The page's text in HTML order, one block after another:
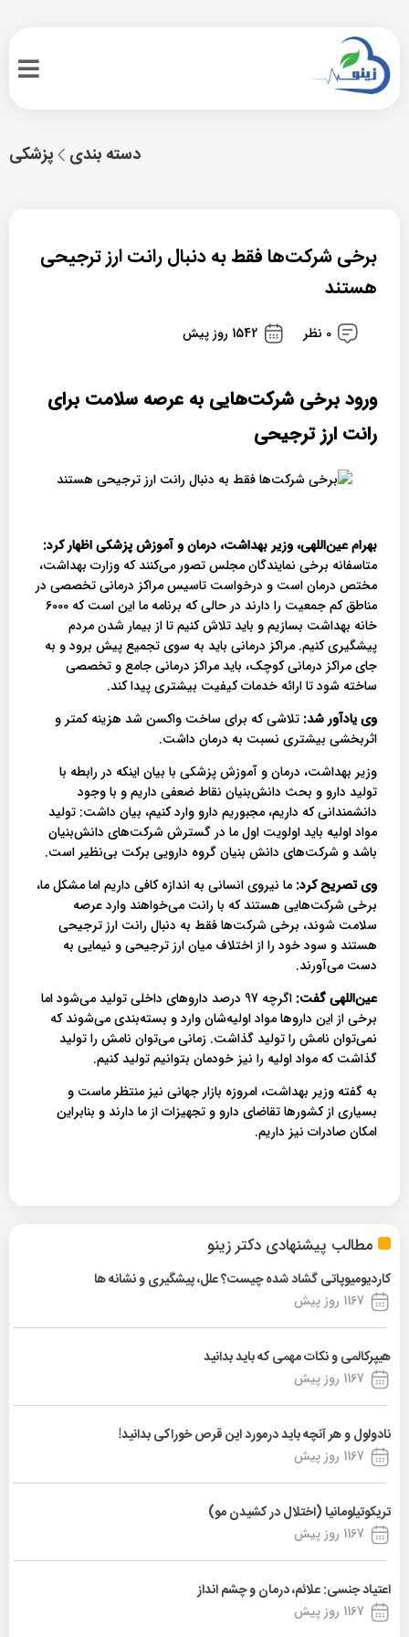
پزشکی دسته بندی
مطالب پیشنهادی دکتر زینو
کاردیومیوپاتی گشاد شده چیست؟ علل، پیشگیری و نشانه ها
1167 روز پیش
هیپرکالمی و نکات مهمی که باید بدانید
1167 روز پیش
نادولول و هر آنچه باید درمورد این قرص خوراکی بدانید!
1167 روز پیش
تریکوتیلومانیا (اختلال در کشیدن مو)
1167 روز پیش
اعتیاد جنسی: علائم، درمان و چشم انداز
1167 روز پیش
برخی شرکت‌ها فقط به دنبال رانت ارز ترجیحی
هستند
0 نظر 1542 روز پیش
ورود برخی شرکت‌هایی به عرصه سلامت برای
رانت ارز ترجیحی
بهرام عین‌اللهی، وزیر بهداشت، درمان و آموزش پزشکی اظهار کرد:
متاسفانه برخی نمایندگان مجلس تصور می‌کنند که وزارت بهداشت،
مختص درمان است و درخواست تاسیس مراکز درمانی تخصصی در
مناطق کم جمعیت را دارند در حالی که برنامه ما این است که 6000
خانه بهداشت بسازیم و باید تلاش کنیم تا از بیمار شدن مردم
پیشگیری کنیم. مراکز درمانی باید به سوی تجمیع پیش برود و به
جای مراکز درمانی کوچک، باید مراکز درمانی جامع و تخصصی
ساخته شود تا ارائه خدمات کیفیت بیشتری پیدا کند.
وی یادآور شد: تلاشی که برای ساخت واکسن شد هزینه کمتر و
اثربخشی بیشتری نسبت به درمان داشت.
وزیر بهداشت، درمان و آموزش پزشکی با بیان اینکه در رابطه با
تولید دارو و بحث دانش‌بنیان نقاط ضعفی داریم و با وجود
دانشمندانی که داریم، مجبوریم دارو وارد کنیم، بیان داشت: تولید
مواد اولیه باید اولویت اول ما در گسترش شرکت‌های دانش‌بنیان
باشد و شرکت‌های دانش بنیان گروه دارویی برکت بی‌نظیر است‌.
وی تصریح کرد: ما نیروی انسانی به اندازه کافی داریم اما مشکل ما،
برخی شرکت‌هایی هستند که با رانت می‌خواهند وارد عرصه
سلامت شوند، برخی شرکت‌ها فقط به دنبال رانت ارز ترجیحی
هستند و سود خود را از اختلاف میان ارز ترجیحی و نیمایی به
دست می‌آورند.
عین‌اللهی گفت:
اگرچه 97 درصد داروهای داخلی تولید می‌شود اما
برخی از این داروها مواد اولیه‌شان وارد و بسته‌بندی می‌شوند که
نمی‌توان نامش را تولید گذاشت. زمانی می‌توان نامش را تولید
گذاشت که مواد اولیه را نیز خودمان بتوانیم تولید کنیم.
به گفته وزیر بهداشت، امروزه بازار جهانی نیز منتظر ماست و
بسیاری از کشورها تقاضای دارو و تجهیزات از ما دارند و بنابراین
امکان صادرات نیز داریم.